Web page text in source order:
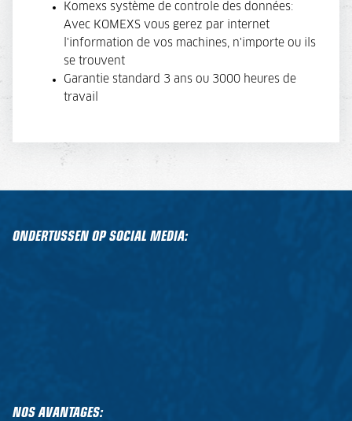
Komexs système de controle des données:
Avec KOMEXS vous gerez par internet
l'information de vos machines, n'importe ou ils
se trouvent
Garantie standard 3 ans ou 3000 heures de
travail
ONDERTUSSEN OP SOCIAL MEDIA:
NOS AVANTAGES: